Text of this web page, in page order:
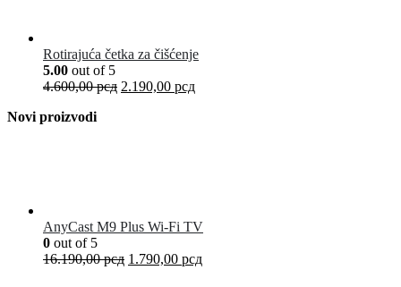
Rotirajuća četka za čišćenje
5.00 out of 5
4.600,00рсд 2.190,00 рсд
Novi proizvodi
AnyCast M9 Plus Wi-Fi TV
0 out of 5
16.190,00рсд 1.790,00 рсд